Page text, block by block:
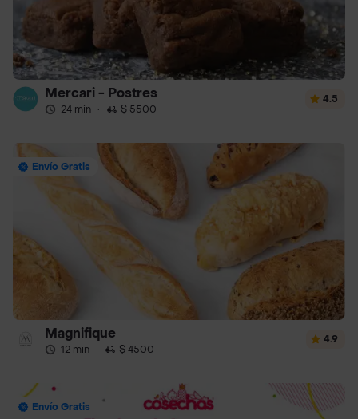
Mercari - Postres
24 min · $ 5500
4.5
Envío Gratis
Magnifique
12 min · $ 4500
4.9
Envío Gratis